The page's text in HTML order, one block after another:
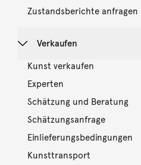
Zustandsberichte anfragen
Verkaufen
Kunst verkaufen
Experten
Schätzung und Beratung
Schätzungsanfrage
Einlieferungsbedingungen
Kunsttransport